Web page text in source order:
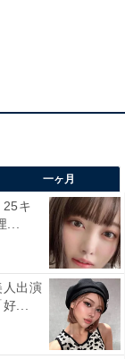
一ヶ月
25キ
...
人出演
好...